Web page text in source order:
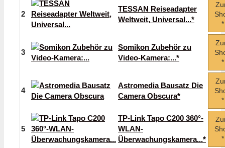
2
TESSAN Reiseadapter
Weltweit, Universal...*
*
3
Somikon Zubehör zu
Video-Kamera:...*
*
4
Astromedia Bausatz Die
Camera Obscura*
*
5
TP-Link Tapo C200 360°-
WLAN-
Überwachungskamera...*
*